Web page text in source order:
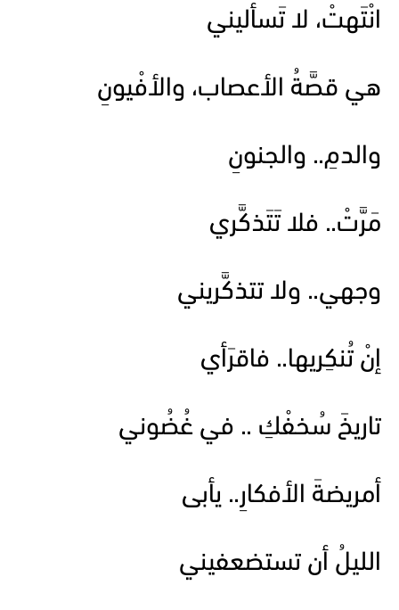
انْتَهتْ، لا تَسأليني
هي قصَّةُ الأعصاب، والأفْيونِ
والدمِ.. والجنونِ
مَرَّتْ.. فلا تَتَذكَّري
وجهي.. ولا تتذكَّريني
إنْ تُنكِريها.. فاقرَأي
تاريخَ سُخفْكِ .. في غُضُوني
أمريضةَ الأفكارِ.. يأبى
الليلُ أن تستضعفيني